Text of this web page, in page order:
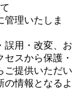
管理いたしま
誤用・改変、お
スから保護・
ご提供いただい
の情報となるよ